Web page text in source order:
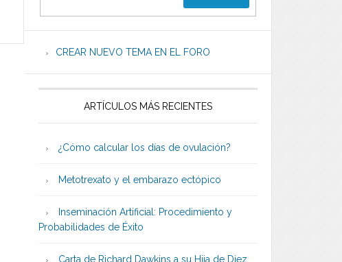
CREAR NUEVO TEMA EN EL FORO
ARTÍCULOS MÁS RECIENTES
¿Cómo calcular los días de ovulación?
Metotrexato y el embarazo ectópico
Inseminación Artificial: Procedimiento y
Probabilidades de Éxito
Carta de Richard Dawkins a su Hija de Diez